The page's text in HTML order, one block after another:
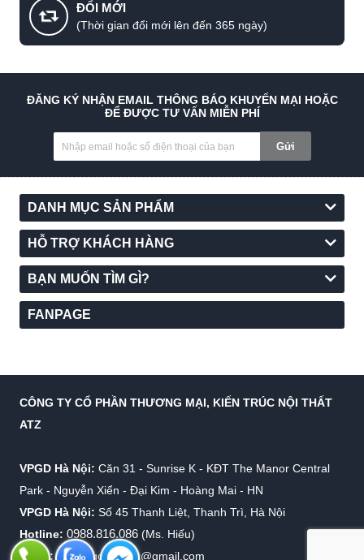
ĐỔI MỚI
(Thời gian đổi mới lên đến 365 ngày)
ĐĂNG KÝ NHẬN EMAIL THÔNG BÁO KHUYẾN MẠI HOẶC
ĐỂ ĐƯỢC TƯ VẤN MIỄN PHÍ
Gửi
DANH MỤC SẢN PHẨM
HỖ TRỢ KHÁCH HÀNG
BẠN MUỐN TÌM GÌ?
FANPAGE
CÔNG TY CỔ PHẦN THƯƠNG MẠI, KIẾN TRÚC NỘI THẤT
ATZ
VPGD Hà Nội: Căn 31 - Sunrise K - KĐT The Manor Central
Park - Nguyễn Xiển - Đại Kim - Hoàng Mai - HN
VPGD Hà Nội: Số 45 Thanh Liệt, Thanh Trì, Hà Nội
Hotline: 0988.816.086 (Ms. Hiếu)
Email:info.virgolighting@gmail.com